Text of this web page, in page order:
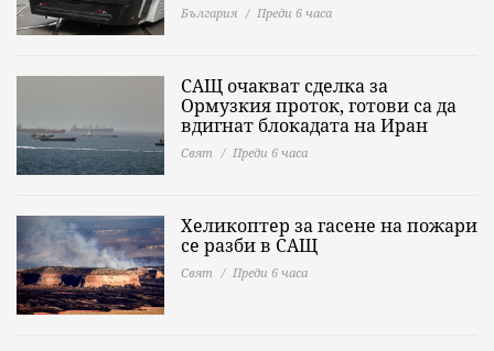
България Преди 6 часа
САЩ очакват сделка за
Ормузкия проток, готови са да
вдигнат блокадата на Иран
Свят Преди 6 часа
Хеликоптер за гасене на пожари
се разби в САЩ
Свят Преди 6 часа